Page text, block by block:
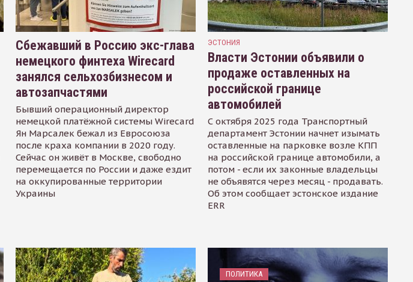
Сбежавший в Россию экс-глава
немецкого финтеха Wirecard
занялся сельхозбизнесом и
автозапчастями
Бывший операционный директор
немецкой платёжной системы Wirecard
Ян Марсалек бежал из Евросоюза
после краха компании в 2020 году.
Сейчас он живёт в Москве, свободно
перемещается по России и даже ездит
на оккупированные территории
Украины
ЭСТОНИЯ
Власти Эстонии объявили о
продаже оставленных на
российской границе
автомобилей
С октября 2025 года Транспортный
департамент Эстонии начнет изымать
оставленные на парковке возле КПП
на российской границе автомобили, а
потом - если их законные владельцы
не объявятся через месяц - продавать.
Об этом сообщает эстонское издание
ERR
ПОЛИТИКА